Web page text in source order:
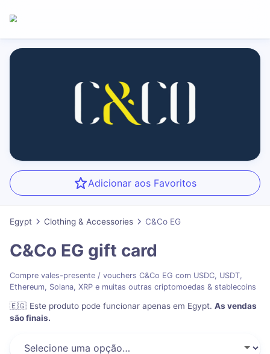
Adicionar aos Favoritos
Egypt Clothing & Accessories C&Co EG
C&Co EG gift card
Compre vales-presente / vouchers C&Co EG com USDC, USDT,
Ethereum, Solana, XRP e muitas outras criptomoedas & stablecoins
🇪🇬 Este produto pode funcionar apenas em Egypt. As vendas
são finais.